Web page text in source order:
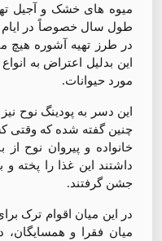
میوه های خشک و آجیل
طول سال خصوصاً در
در طرز تهیه آشوره هیچ
این بدلیل اعتراض به
مورد حیوانات.
این دسر به پودینگ نوح
چنین گفته شده که وقتی
خانواده و پیروان نوح
داشتند این غذا را پخته
جشن گرفتند.
در این میان اقوام ترک
میان فقرا و